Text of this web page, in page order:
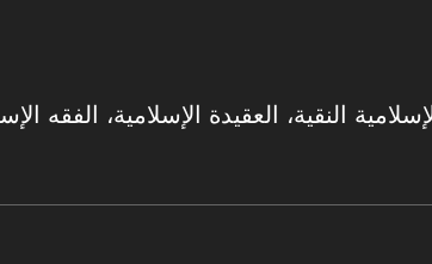
النقية، العقيدة الإسلامية، الفقه